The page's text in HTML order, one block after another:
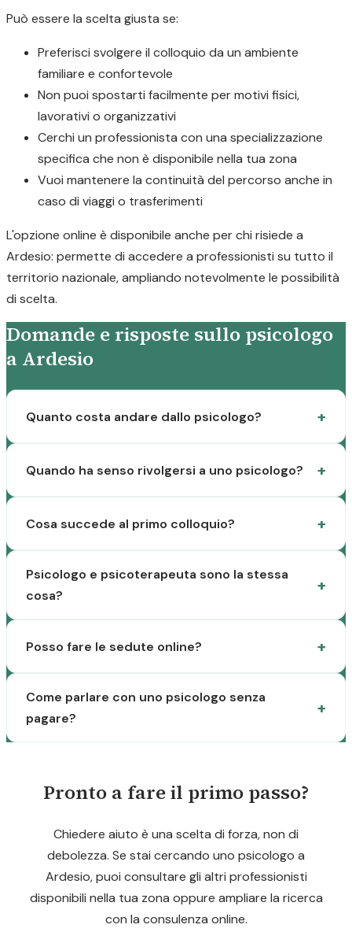
Può essere la scelta giusta se:
Preferisci svolgere il colloquio da un ambiente
familiare e confortevole
Non puoi spostarti facilmente per motivi fisici,
lavorativi o organizzativi
Cerchi un professionista con una specializzazione
specifica che non è disponibile nella tua zona
Vuoi mantenere la continuità del percorso anche in
caso di viaggi o trasferimenti
L'opzione online è disponibile anche per chi risiede a
Ardesio: permette di accedere a professionisti su tutto il
territorio nazionale, ampliando notevolmente le possibilità
di scelta.
Domande e risposte sullo psicologo
a Ardesio
Quanto costa andare dallo psicologo?
Quando ha senso rivolgersi a uno psicologo?
Cosa succede al primo colloquio?
Psicologo e psicoterapeuta sono la stessa
cosa?
Posso fare le sedute online?
Come parlare con uno psicologo senza
pagare?
Pronto a fare il primo passo?
Chiedere aiuto è una scelta di forza, non di
debolezza. Se stai cercando uno psicologo a
Ardesio, puoi consultare gli altri professionisti
disponibili nella tua zona oppure ampliare la ricerca
con la consulenza online.